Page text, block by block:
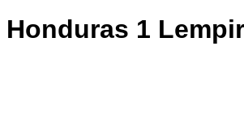
Honduras 1